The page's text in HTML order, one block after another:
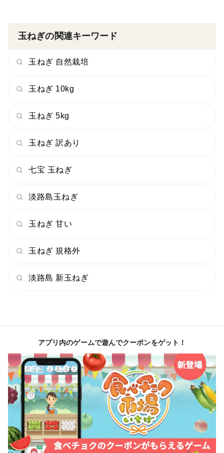
玉ねぎの関連キーワード
玉ねぎ 自然栽培
玉ねぎ 10kg
玉ねぎ 5kg
玉ねぎ 訳あり
七宝 玉ねぎ
淡路島玉ねぎ
玉ねぎ 甘い
玉ねぎ 規格外
淡路島 新玉ねぎ
アプリ内のゲームで遊んでクーポンをゲット！